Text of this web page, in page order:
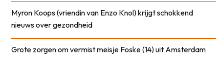
Myron Koops (vriendin van Enzo Knol) krijgt schokkend
nieuws over gezondheid
Grote zorgen om vermist meisje Foske (14) uit Amsterdam